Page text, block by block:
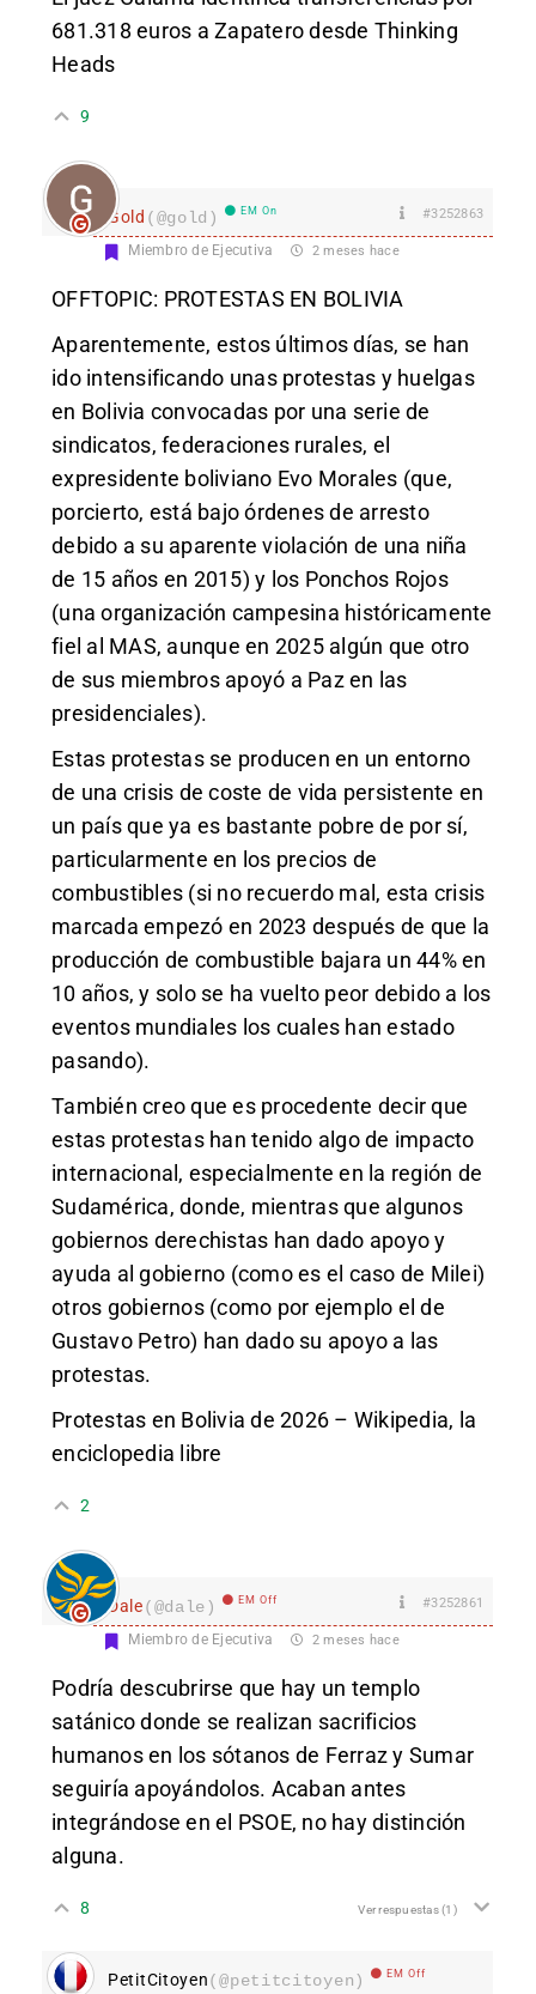
681.318 euros a Zapatero desde Thinking
Heads
9
Gold (@gold) EM On #3252863
Miembro de Ejecutiva 2 meses hace
OFFTOPIC: PROTESTAS EN BOLIVIA
Aparentemente, estos últimos días, se han
ido intensificando unas protestas y huelgas
en Bolivia convocadas por una serie de
sindicatos, federaciones rurales, el
expresidente boliviano Evo Morales (que,
porcierto, está bajo órdenes de arresto
debido a su aparente violación de una niña
de 15 años en 2015) y los Ponchos Rojos
(una organización campesina históricamente
fiel al MAS, aunque en 2025 algún que otro
de sus miembros apoyó a Paz en las
presidenciales).
Estas protestas se producen en un entorno
de una crisis de coste de vida persistente en
un país que ya es bastante pobre de por sí,
particularmente en los precios de
combustibles (si no recuerdo mal, esta crisis
marcada empezó en 2023 después de que la
producción de combustible bajara un 44% en
10 años, y solo se ha vuelto peor debido a los
eventos mundiales los cuales han estado
pasando).
También creo que es procedente decir que
estas protestas han tenido algo de impacto
internacional, especialmente en la región de
Sudamérica, donde, mientras que algunos
gobiernos derechistas han dado apoyo y
ayuda al gobierno (como es el caso de Milei)
otros gobiernos (como por ejemplo el de
Gustavo Petro) han dado su apoyo a las
protestas.
Protestas en Bolivia de 2026 – Wikipedia, la
enciclopedia libre
2
Dale(@dale) EM Off #3252861
Miembro de Ejecutiva 2 meses hace
Podría descubrirse que hay un templo
satánico donde se realizan sacrificios
humanos en los sótanos de Ferraz y Sumar
seguiría apoyándolos. Acaban antes
integrándose en el PSOE, no hay distinción
alguna.
8 Ver respuestas(1)
PetitCitoyen(@petitcitoyen) EM Off